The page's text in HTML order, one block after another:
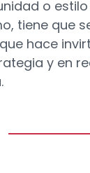
o estilo
tiene que
hace
y en